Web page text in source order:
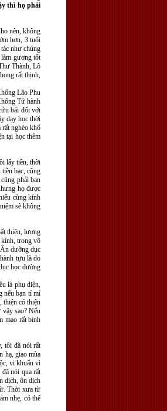
thì họ phải
nên, không
hơn, 3 tuổi
như chúng
gương tốt
Thành, Lô
rất thịnh,
Lão Phu
Tử hành
bái đối với
dạy học thời
rất nghèo khổ
tại học thêm
lấy tiền, thời
bạc, cũng
phải ban
họ được
cùng kính
sẽ không
thiện, lương
kính, trong vô
dưỡng dục
tựu là do
học đường
là phụ diện,
nếu bạn tỉ mỉ
thiện có thiện
sao? Nếu
mạo rất bình
tôi đã nói rất
hạ, giao mùa
vi khuẩn vì
nói qua rất
dịch, ôn dịch
Thời xưa từ
nhẹ, có thể